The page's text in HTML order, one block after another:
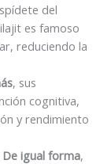
del
es famoso
reduciendo la
, sus
cognitiva,
y rendimiento
De igual forma,